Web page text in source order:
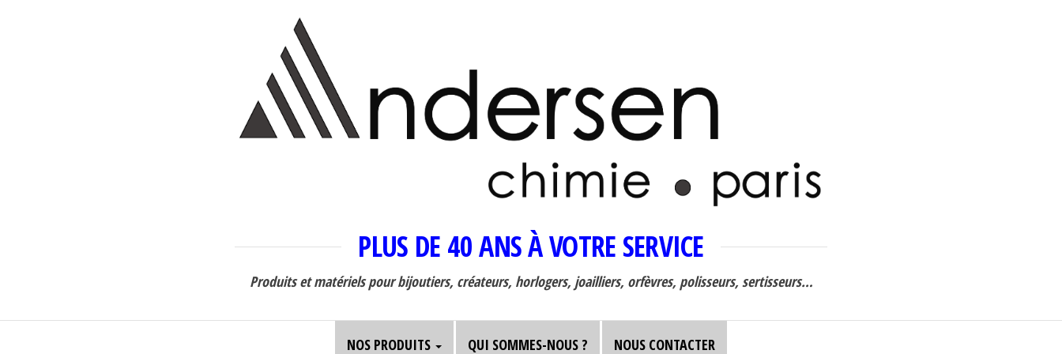
PLUS DE 40 ANS À VOTRE SERVICE
Produits et matériels pour bijoutiers, créateurs, horlogers, joailliers, orfèvres, polisseurs, sertisseurs…
NOS PRODUITS QUI SOMMES-NOUS ? NOUS CONTACTER